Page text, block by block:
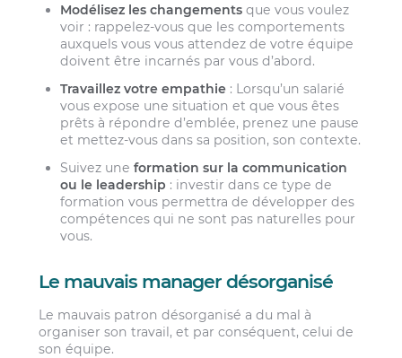
Modélisez les changements que vous voulez
voir : rappelez-vous que les comportements
auxquels vous vous attendez de votre équipe
doivent être incarnés par vous d’abord.
Travaillez votre empathie : Lorsqu’un salarié
vous expose une situation et que vous êtes
prêts à répondre d’emblée, prenez une pause
et mettez-vous dans sa position, son contexte.
Suivez uneformation sur la communication
ou le leadership : investir dans ce type de
formation vous permettra de développer des
compétences qui ne sont pas naturelles pour
vous.
Le mauvais manager désorganisé
Le mauvais patron désorganisé a du mal à
organiser son travail, et par conséquent, celui de
son équipe.